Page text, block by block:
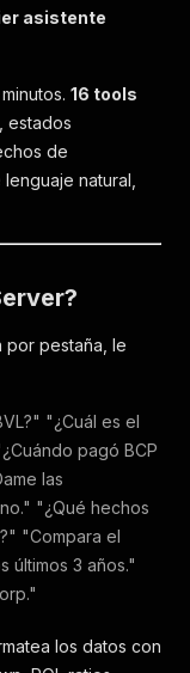
asistente
16 tools
estados
de
natural,
por pestaña, le
"¿Cuál es el
pagó BCP
las
"¿Qué hechos
"Compara el
últimos 3 años."
los datos con